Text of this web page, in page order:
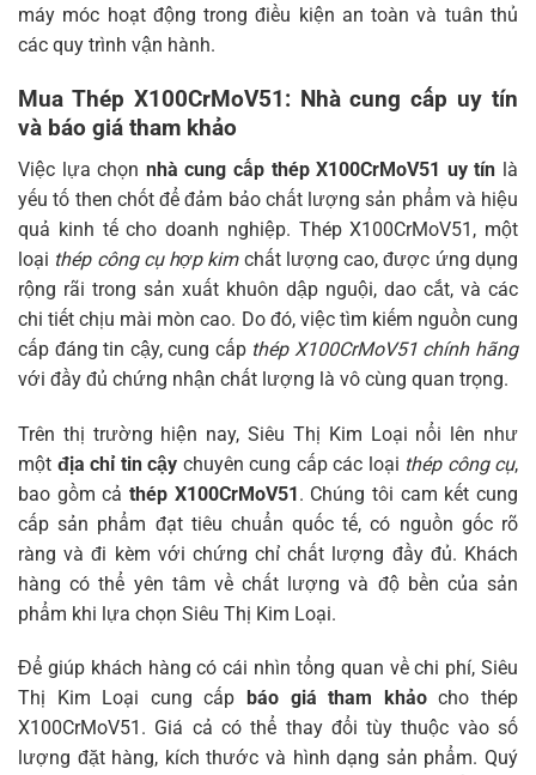
máy móc hoạt động trong điều kiện an toàn và tuân thủ
các quy trình vận hành.
Mua Thép X100CrMoV51: Nhà cung cấp uy tín
và báo giá tham khảo
Việc lựa chọn nhà cung cấp thép X100CrMoV51 uy tín là
yếu tố then chốt để đảm bảo chất lượng sản phẩm và hiệu
quả kinh tế cho doanh nghiệp. Thép X100CrMoV51, một
loại thép công cụ hợp kimchất lượng cao, được ứng dụng
rộng rãi trong sản xuất khuôn dập nguội, dao cắt, và các
chi tiết chịu mài mòn cao. Do đó, việc tìm kiếm nguồn cung
cấp đáng tin cậy, cung cấp thép X100CrMoV51 chính hãng
với đầy đủ chứng nhận chất lượng là vô cùng quan trọng.
Trên thị trường hiện nay, Siêu Thị Kim Loại nổi lên như
một địa chỉ tin cậy chuyên cung cấp các loại thép công cụ,
bao gồm cả thép X100CrMoV51. Chúng tôi cam kết cung
cấp sản phẩm đạt tiêu chuẩn quốc tế, có nguồn gốc rõ
ràng và đi kèm với chứng chỉ chất lượng đầy đủ. Khách
hàng có thể yên tâm về chất lượng và độ bền của sản
phẩm khi lựa chọn Siêu Thị Kim Loại.
Để giúp khách hàng có cái nhìn tổng quan về chi phí, Siêu
Thị Kim Loại cung cấp
báo giá tham khảocho thép
X100CrMoV51. Giá cả có thể thay đổi tùy thuộc vào số
lượng đặt hàng, kích thước và hình dạng sản phẩm. Quý